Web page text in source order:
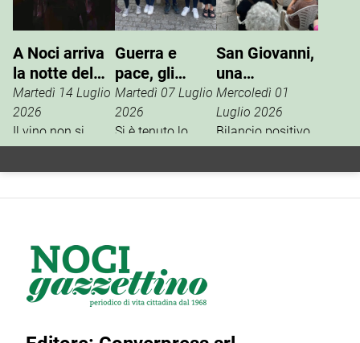
A Noci arriva
la notte del
vino che si
vive
Martedì 14 Luglio
2026
Il vino non si
degusta. Si vive.
È questo il
firmato Cantine
Barsento che
venerdì 17 luglio,
a partire dalle ore
Guerra e
pace, gli
Scout
incontrano
l’ANPI
Martedì 07 Luglio
2026
Si è tenuto lo
scorso 27 giugno
un incontro tra
reparto Orione del
gruppo Scout
Putignano 1, per
parlare di guerra
San Giovanni,
una
tradizione che
si rinnova
Mercoledì 01
Luglio 2026
Bilancio positivo,
la scorsa
settimana, per i